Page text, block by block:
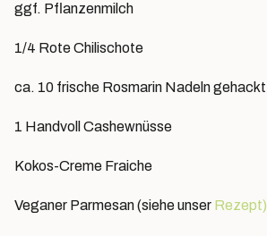
ggf. Pflanzenmilch
1/4 Rote Chilischote
ca. 10 frische Rosmarin Nadeln gehackt
1 Handvoll Cashewnüsse
Kokos-Creme Fraiche
Veganer Parmesan (siehe unser Rezept)